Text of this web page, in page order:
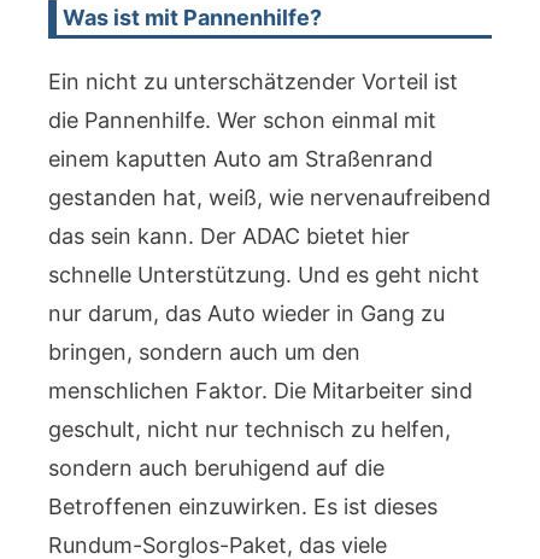
Was ist mit Pannenhilfe?
Ein nicht zu unterschätzender Vorteil ist
die Pannenhilfe. Wer schon einmal mit
einem kaputten Auto am Straßenrand
gestanden hat, weiß, wie nervenaufreibend
das sein kann. Der ADAC bietet hier
schnelle Unterstützung. Und es geht nicht
nur darum, das Auto wieder in Gang zu
bringen, sondern auch um den
menschlichen Faktor. Die Mitarbeiter sind
geschult, nicht nur technisch zu helfen,
sondern auch beruhigend auf die
Betroffenen einzuwirken. Es ist dieses
Rundum-Sorglos-Paket, das viele